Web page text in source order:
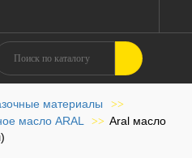
материалы >>
масло ARAL >> Aral масло